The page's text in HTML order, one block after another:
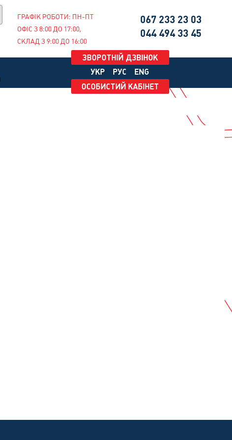
ГРАФІК РОБОТИ: ПН-ПТ
ОФІС З 8:00 ДО 17:00,
СКЛАД З 9:00 ДО 16:00
067 233 23 03
044 494 33 45
ЗВОРОТНІЙ ДЗВІНОК
УКР
РУС
ENG
ОСОБИСТИЙ КАБІНЕТ